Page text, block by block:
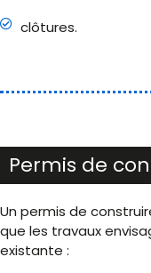
clôtures.
Permis de
Un permis de
que les travaux
existante :